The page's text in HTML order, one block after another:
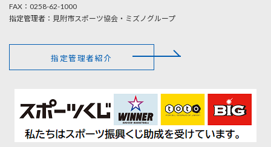
FAX：0258-62-1000
指定管理者：見附市スポーツ協会・ミズノグループ
指定管理者紹介